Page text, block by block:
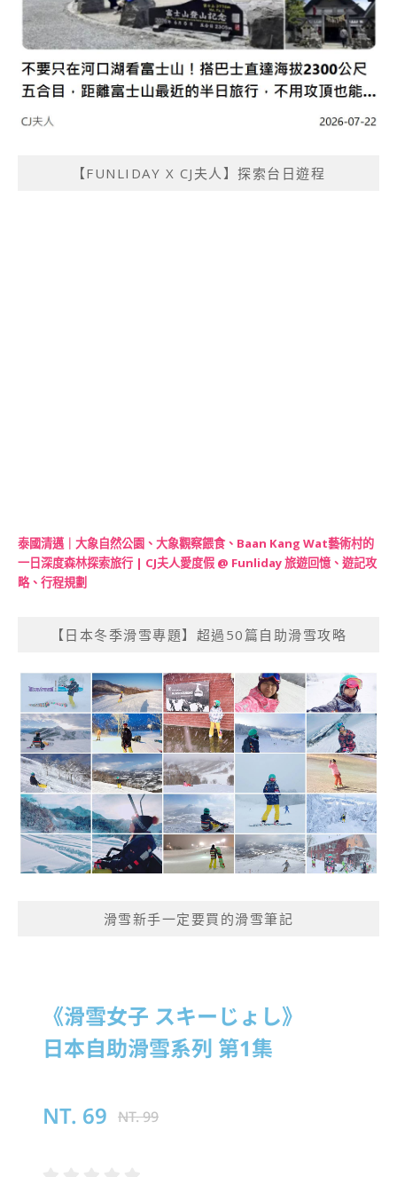
【FUNLIDAY X CJ夫人】探索台日遊程
泰國清邁｜大象自然公園、大象觀察餵食、Baan Kang Wat藝術村的
一日深度森林探索旅行 | CJ夫人愛度假 @ Funliday 旅遊回憶、遊記攻
略、行程規劃
【日本冬季滑雪專題】超過50篇自助滑雪攻略
滑雪新手一定要買的滑雪筆記